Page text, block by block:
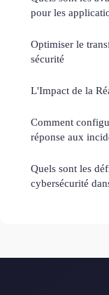
pour les
Optimiser le
sécurité
L'Impact de la
Comment
réponse aux
Quels sont les
cybersécurité